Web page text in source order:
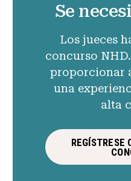
Se
Los jueces
concurso
proporcionar
una
alta
REGÍSTRESE